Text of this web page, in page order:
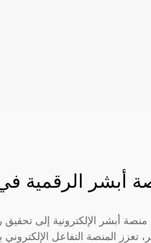
أبشر الرقمية
أبشر الإلكترونية إلى
تعزز المنصة التفاعل